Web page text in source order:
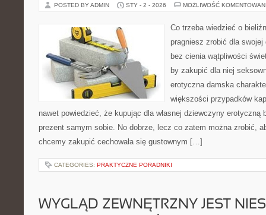
POSTED BY ADMIN STY - 2 - 2026 MOŻLIWOŚĆ
Co trzeba wiedzieć o
pragniesz zrobić dla
bez cienia wątpliwości
by zakupić dla niej
erotyczna damska
większości przypadków
nawet powiedzieć, że kupując dla własnej dziewczyny erotyczną
prezent samym sobie. No dobrze, lecz co zatem można zrobić,
chcemy zakupić cechowała się gustownym […]
CATEGORIES: PRAKTYCZNE PORADNIKI
WYGLĄD ZEWNĘTRZNY JEST